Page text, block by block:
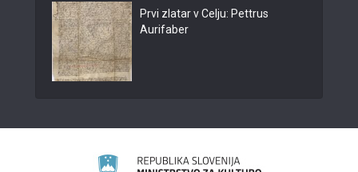
Prvi zlatar v Celju: Pettrus
Aurifaber